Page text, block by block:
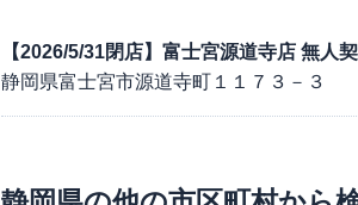
【2026/5/31閉店】富士宮源道寺店 無人
静岡県富士宮市源道寺町１１７３－３